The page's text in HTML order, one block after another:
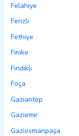
Felahiye
Ferizli
Fethiye
Finike
Fındıklı
Foça
Gaziantep
Gaziemir
Gaziosmanpaşa